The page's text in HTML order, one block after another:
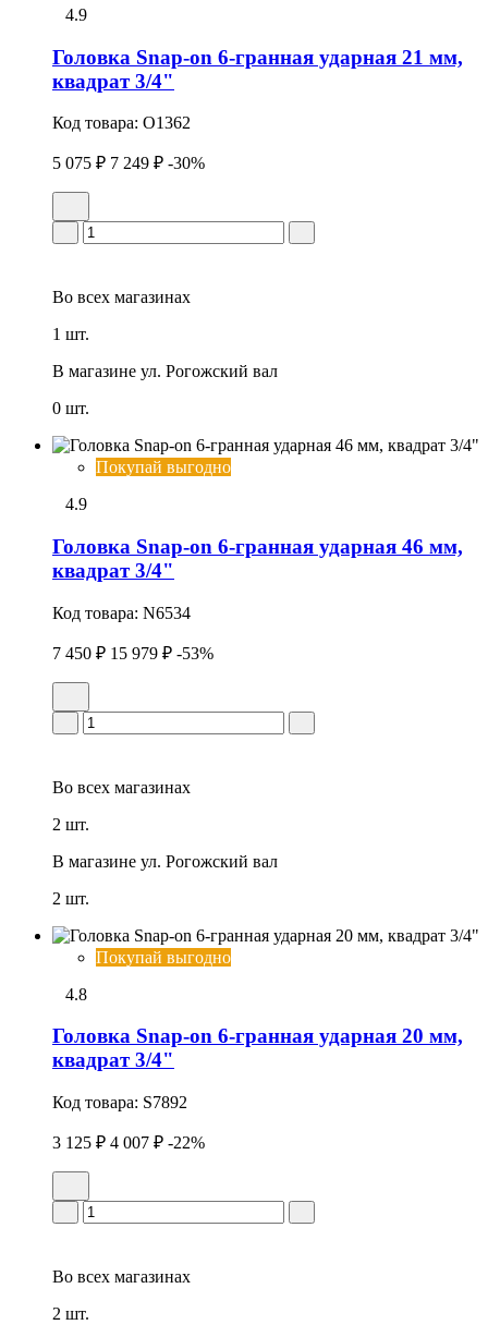
4.9
Головка Snap-on 6-гранная ударная 21 мм,
квадрат 3/4"
Код товара: O1362
5 075 ₽ 7 249 ₽ -30%
Во всех магазинах
1 шт.
В магазине ул. Рогожский вал
0 шт.
Покупай выгодно
4.9
Головка Snap-on 6-гранная ударная 46 мм,
квадрат 3/4"
Код товара: N6534
7 450 ₽ 15 979 ₽ -53%
Во всех магазинах
2 шт.
В магазине ул. Рогожский вал
2 шт.
Покупай выгодно
4.8
Головка Snap-on 6-гранная ударная 20 мм,
квадрат 3/4"
Код товара: S7892
3 125 ₽ 4 007 ₽ -22%
Во всех магазинах
2 шт.